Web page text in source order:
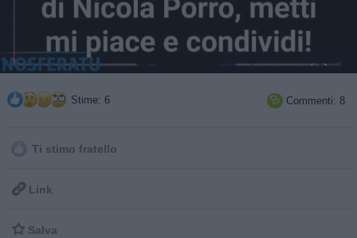
Stime: 6  Commenti: 8
Ti stimo fratello
 Link
 Salva